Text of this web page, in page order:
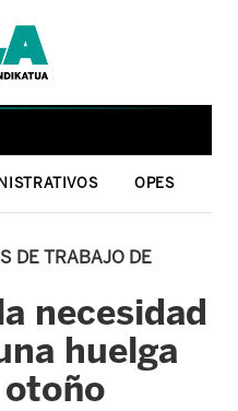
OPES
DE TRABAJO DE
necesidad
huelga